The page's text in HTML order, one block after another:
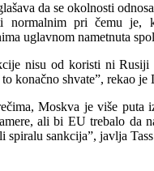
da se okolnosti
normalnim pri čemu je,
uglavnom nametnuta
nisu od koristi ni
konačno shvate”, rekao je
Moskva je više puta
ali bi EU trebalo da
spiralu sankcija”, javlja